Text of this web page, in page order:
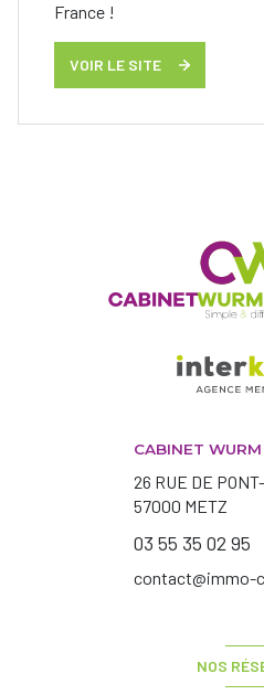
France !
VOIR LE SITE
CABINET
26 RUE DE
57000 METZ
03 55 35 02 95
contact@immo-
NOS